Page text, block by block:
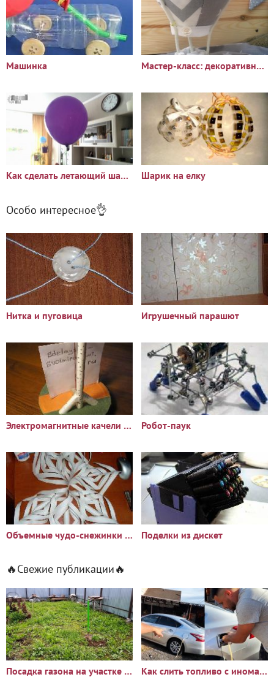
Машинка Мастер-класс: декоративный воздушный шарик
Как сделать летающий шарик Шарик на елку
Особо интересное👌
Нитка и пуговица Игрушечный парашют
Электромагнитные качели своими руками: схема на транзисторе Робот-паук
Объемные чудо-снежинки из бумаги Поделки из дискет
🔥Свежие публикации🔥
Посадка газона на участке с сорняками: опыт и результаты Как слить топливо с иномарки через горловину бака